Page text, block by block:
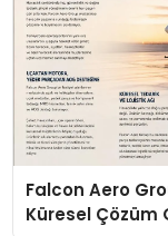
Falcon Aero
Küresel Çözüm